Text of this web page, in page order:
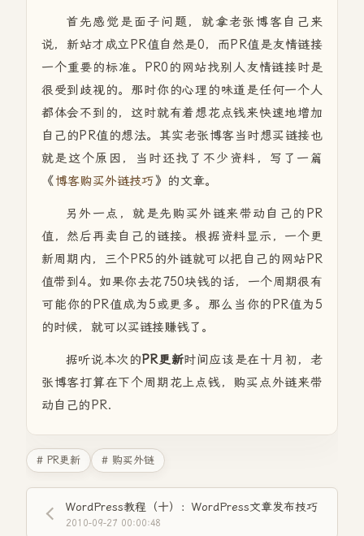
首先感觉是面子问题，就拿老张博客自己来
说，新站才成立PR值自然是0，而PR值是友情链接
一个重要的标准。PR0的网站找别人友情链接时是
很受到歧视的。那时你的心理的味道是任何一个人
都体会不到的，这时就有着想花点钱来快速地增加
自己的PR值的想法。其实老张博客当时想买链接也
就是这个原因，当时还找了不少资料，写了一篇
《博客购买外链技巧》的文章。
另外一点，就是先购买外链来带动自己的PR
值，然后再卖自己的链接。根据资料显示，一个更
新周期内，三个PR5的外链就可以把自己的网站PR
值带到4。如果你去花750块钱的话，一个周期很有
可能你的PR值成为5或更多。那么当你的PR值为5
的时候，就可以买链接赚钱了。
据听说本次的PR更新时间应该是在十月初，老
张博客打算在下个周期花上点钱，购买点外链来带
动自己的PR.
# PR更新 # 购买外链
WordPress教程（十）：WordPress文章发布技巧
2010-09-27 00:00:48